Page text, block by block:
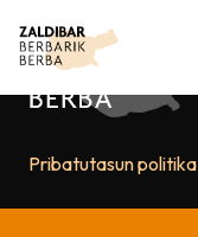
Pribatutasun politika